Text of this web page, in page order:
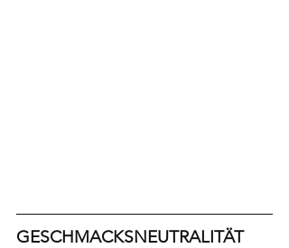
GESCHMACKSNEUTRALITÄT